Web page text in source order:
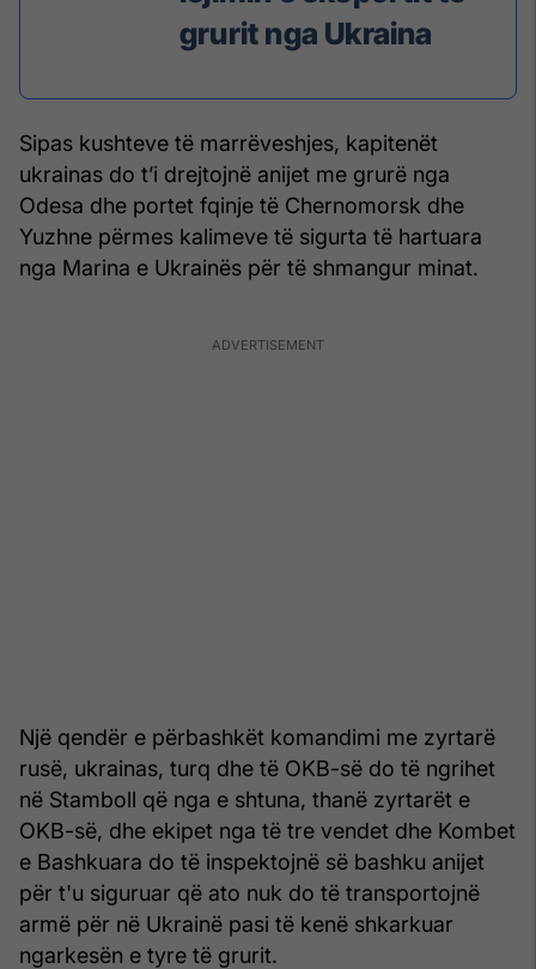
grurit nga Ukraina
Sipas kushteve të marrëveshjes, kapitenët
ukrainas do t’i drejtojnë anijet me grurë nga
Odesa dhe portet fqinje të Chernomorsk dhe
Yuzhne përmes kalimeve të sigurta të hartuara
nga Marina e Ukrainës për të shmangur minat.
Një qendër e përbashkët komandimi me zyrtarë
rusë, ukrainas, turq dhe të OKB-së do të ngrihet
në Stamboll që nga e shtuna, thanë zyrtarët e
OKB-së, dhe ekipet nga të tre vendet dhe Kombet
e Bashkuara do të inspektojnë së bashku anijet
për t'u siguruar që ato nuk do të transportojnë
armë për në Ukrainë pasi të kenë shkarkuar
ngarkesën e tyre të grurit.